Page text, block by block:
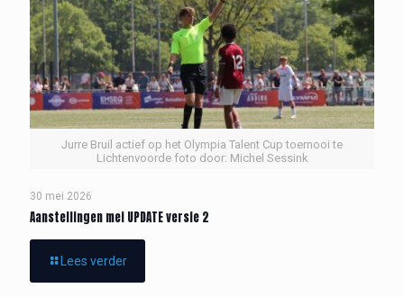
Jurre Bruil actief op het Olympia Talent Cup toernooi te
Lichtenvoorde foto door: Michel Sessink
30 mei 2026
Aanstellingen mei UPDATE versie 2
Lees verder